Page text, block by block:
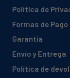
Política de
Formas de Pago
Garantía
Envío y Entrega
Política de